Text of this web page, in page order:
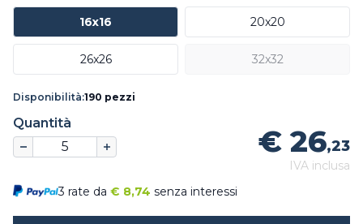
16x16 20x20
26x26 32x32
Disponibilità:190 pezzi
Quantità
€ 26,23
IVA inclusa
3 rate da € 8,74 senza interessi